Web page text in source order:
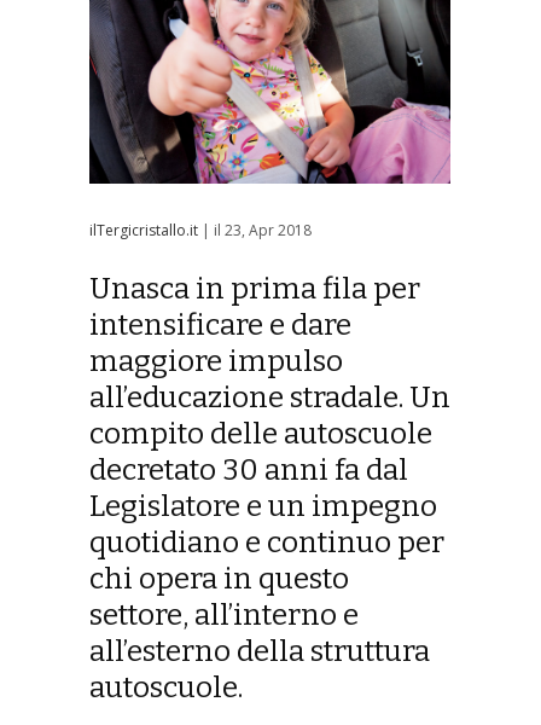
ilTergicristallo.it | il 23, Apr 2018
Unasca in prima fila per
intensificare e dare
maggiore impulso
all’educazione stradale. Un
compito delle autoscuole
decretato 30 anni fa dal
Legislatore e un impegno
quotidiano e continuo per
chi opera in questo
settore, all’interno e
all’esterno della struttura
autoscuole.